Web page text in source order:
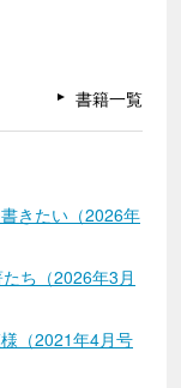
書籍一覧
きたい（2026年
ち（2026年3月
（2021年4月号